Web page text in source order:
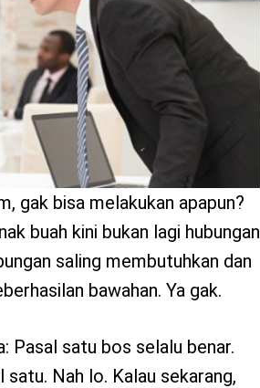
gak bisa melakukan apapun?
buah kini bukan lagi hubungan
saling membutuhkan dan
bawahan. Ya gak.
Pasal satu bos selalu benar.
satu. Nah lo. Kalau sekarang,